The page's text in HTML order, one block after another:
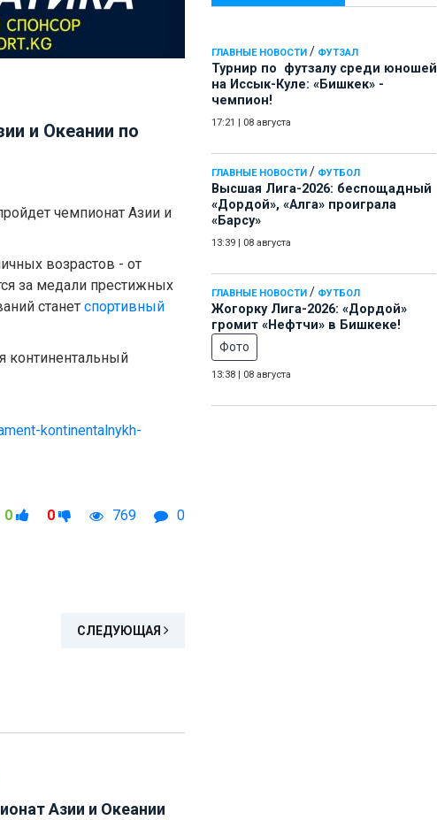
ГЛАВНЫЕ НОВОСТИ / ФУТЗАЛ
Турнир по футзалу среди юношей
на Иссык-Куле: «Бишкек» -
чемпион!
17:21 08 августа
ГЛАВНЫЕ НОВОСТИ / ФУТБОЛ
Высшая Лига-2026: беспощадный
«Дордой», «Алга» проиграла
«Барсу»
13:39 08 августа
ГЛАВНЫЕ НОВОСТИ / ФУТБОЛ
Жогорку Лига-2026: «Дордой»
громит «Нефтчи» в Бишкеке!
Фото
13:38 08 августа
и Океании по
чемпионат Азии и
возрастов - от
за медали престижных
станет спортивный
континентальный
kontinentalnykh-
0 0 769 0
СЛЕДУЮЩАЯ
Азии и Океании